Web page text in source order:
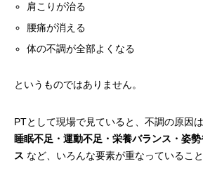
肩こりが治る
腰痛が消える
体の不調が全部よくなる
というものではありません。
PTとして現場で見ていると、不調の原因は
睡眠不足・運動不足・栄養バランス・姿
ス など、いろんな要素が重なっていること